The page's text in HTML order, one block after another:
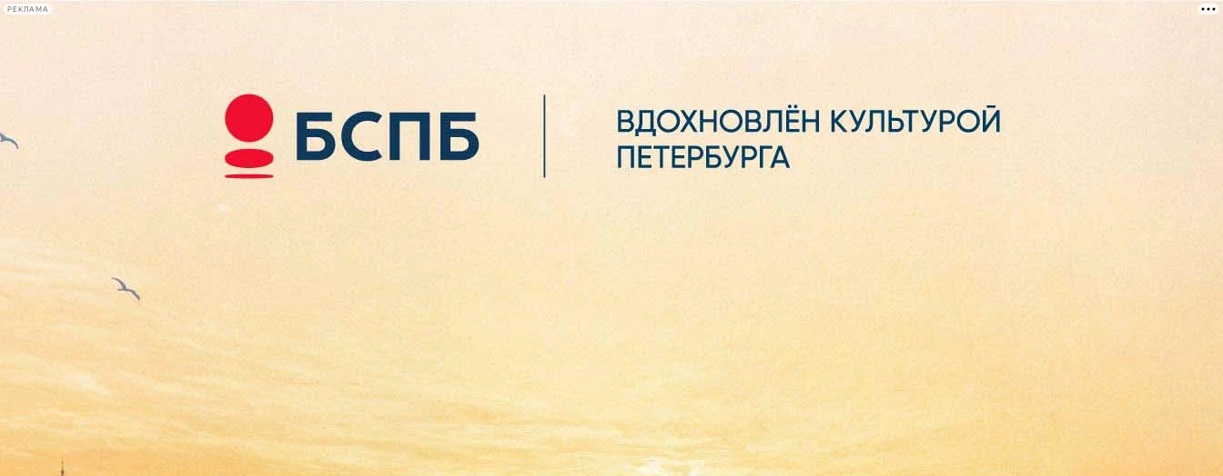
РЕКЛАМА
лекции
книги
«Уникальная локация для съемок». Продюсер «Безумного Макса» и другие лидеры
кинобизнеса приехали в Петербург и прошлись по Эрмитажу